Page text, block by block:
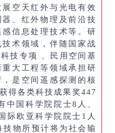
空天红外与光电有效
、红外物理及前沿技
信息处理技术等。研
术领域，伴随国家战
技专项 、民用空间基
大工程等领域承担研
是空间遥感探测的核
得各类科技成果奖447
中国科学院院士8人、
际欧亚科学院院士1人
技物所预计将为社会输